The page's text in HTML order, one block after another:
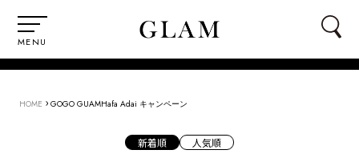
MENU
HOME › GOGO GUAMHafa Adai キャンペーン
新着順 人気順